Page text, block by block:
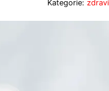
Kategorie: zdraví